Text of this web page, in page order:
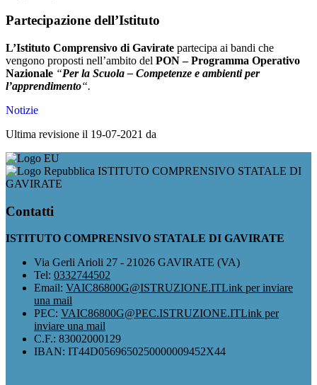
Partecipazione dell’Istituto
L’Istituto Comprensivo di Gavirate partecipa ai bandi che
vengono proposti nell’ambito del PON – Programma Operativo
Nazionale “Per la Scuola – Competenze e ambienti per
l’apprendimento“.
Notizie
Ultima revisione il 19-07-2021 da
ISTITUTO COMPRENSIVO STATALE DI
GAVIRATE
Contatti
ISTITUTO COMPRENSIVO STATALE DI GAVIRATE
Via Gerli Arioli 27 - 21026 GAVIRATE (VA)
Tel: 0332744502
Email: VAIC86800G@ISTRUZIONE.ITLink per inviare
una mail
PEC: VAIC86800G@PEC.ISTRUZIONE.ITLink per
inviare una mail
C.F.: 83002000129
IBAN: IT44D0569650250000009452X44